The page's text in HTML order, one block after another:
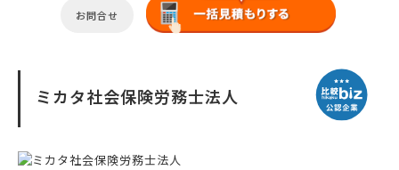
お問合せ
ミカタ社会保険労務士法人